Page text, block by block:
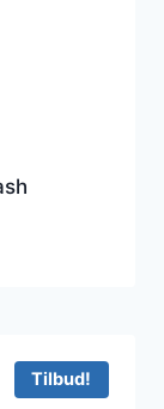
Tilbud!